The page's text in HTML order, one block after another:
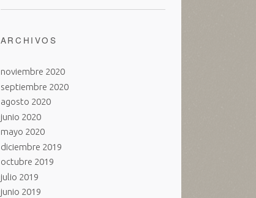
ARCHIVOS
noviembre 2020
septiembre 2020
agosto 2020
junio 2020
mayo 2020
diciembre 2019
octubre 2019
julio 2019
junio 2019